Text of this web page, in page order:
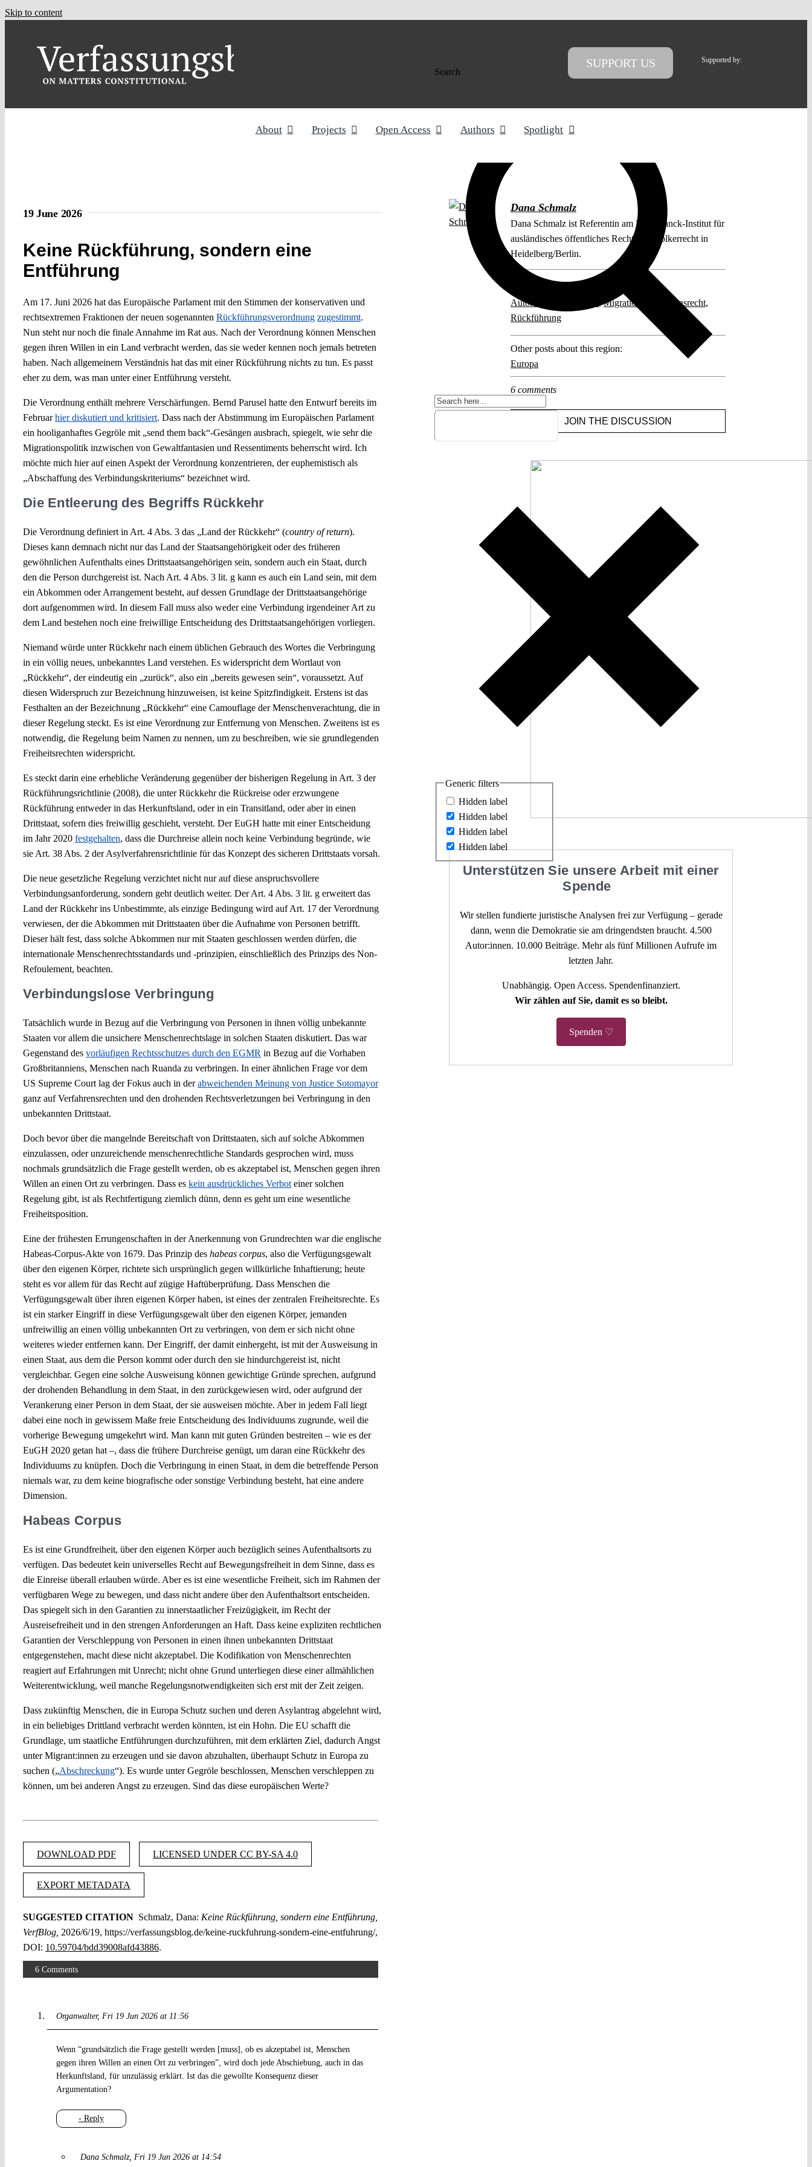
Skip to content
Search
Generic filters
Hidden label
Hidden label
Hidden label
Hidden label
SUPPORT US Supported by:
About Projects Open Access Authors Spotlight
19 June 2026
Keine Rückführung, sondern eine
Entführung
Am 17. Juni 2026 hat das Europäische Parlament mit den Stimmen der konservativen und
rechtsextremen Fraktionen der neuen sogenannten Rückführungsverordnung zugestimmt.
Nun steht nur noch die finale Annahme im Rat aus. Nach der Verordnung können Menschen
gegen ihren Willen in ein Land verbracht werden, das sie weder kennen noch jemals betreten
haben. Nach allgemeinem Verständnis hat das mit einer Rückführung nichts zu tun. Es passt
eher zu dem, was man unter einer Entführung versteht.
Die Verordnung enthält mehrere Verschärfungen. Bernd Parusel hatte den Entwurf bereits im
Februarhier diskutiert und kritisiert. Dass nach der Abstimmung im Europäischen Parlament
ein hooliganhaftes Gegröle mit „send them back“-Gesängen ausbrach, spiegelt, wie sehr die
Migrationspolitik inzwischen von Gewaltfantasien und Ressentiments beherrscht wird. Ich
möchte mich hier auf einen Aspekt der Verordnung konzentrieren, der euphemistisch als
„Abschaffung des Verbindungskriteriums“ bezeichnet wird.
Die Entleerung des Begriffs Rückkehr
Die Verordnung definiert in Art. 4 Abs. 3 das „Land der Rückkehr“ (country of return).
Dieses kann demnach nicht nur das Land der Staatsangehörigkeit oder des früheren
gewöhnlichen Aufenthalts eines Drittstaatsangehörigen sein, sondern auch ein Staat, durch
den die Person durchgereist ist. Nach Art. 4 Abs. 3 lit. g kann es auch ein Land sein, mit dem
ein Abkommen oder Arrangement besteht, auf dessen Grundlage der Drittstaatsangehörige
dort aufgenommen wird. In diesem Fall muss also weder eine Verbindung irgendeiner Art zu
dem Land bestehen noch eine freiwillige Entscheidung des Drittstaatsangehörigen vorliegen.
Niemand würde unter Rückkehr nach einem üblichen Gebrauch des Wortes die Verbringung
in ein völlig neues, unbekanntes Land verstehen. Es widerspricht dem Wortlaut von
„Rückkehr“, der eindeutig ein „zurück“, also ein „bereits gewesen sein“, voraussetzt. Auf
diesen Widerspruch zur Bezeichnung hinzuweisen, ist keine Spitzfindigkeit. Erstens ist das
Festhalten an der Bezeichnung „Rückkehr“ eine Camouflage der Menschenverachtung, die in
dieser Regelung steckt. Es ist eine Verordnung zur Entfernung von Menschen. Zweitens ist es
notwendig, die Regelung beim Namen zu nennen, um zu beschreiben, wie sie grundlegenden
Freiheitsrechten widerspricht.
Es steckt darin eine erhebliche Veränderung gegenüber der bisherigen Regelung in Art. 3 der
Rückführungsrichtlinie (2008), die unter Rückkehr die Rückreise oder erzwungene
Rückführung entweder in das Herkunftsland, oder in ein Transitland, oder aber in einen
Drittstaat, sofern dies freiwillig geschieht, versteht. Der EuGH hatte mit einer Entscheidung
im Jahr 2020 festgehalten, dass die Durchreise allein noch keine Verbindung begründe, wie
sie Art. 38 Abs. 2 der Asylverfahrensrichtlinie für das Konzept des sicheren Drittstaats vorsah.
Die neue gesetzliche Regelung verzichtet nicht nur auf diese anspruchsvollere
Verbindungsanforderung, sondern geht deutlich weiter. Der Art. 4 Abs. 3 lit. g erweitert das
Land der Rückkehr ins Unbestimmte, als einzige Bedingung wird auf Art. 17 der Verordnung
verwiesen, der die Abkommen mit Drittstaaten über die Aufnahme von Personen betrifft.
Dieser hält fest, dass solche Abkommen nur mit Staaten geschlossen werden dürfen, die
internationale Menschenrechtsstandards und -prinzipien, einschließlich des Prinzips des Non-
Refoulement, beachten.
Verbindungslose Verbringung
Tatsächlich wurde in Bezug auf die Verbringung von Personen in ihnen völlig unbekannte
Staaten vor allem die unsichere Menschenrechtslage in solchen Staaten diskutiert. Das war
Gegenstand des vorläufigen Rechtsschutzes durch den EGMR in Bezug auf die Vorhaben
Großbritanniens, Menschen nach Ruanda zu verbringen. In einer ähnlichen Frage vor dem
US Supreme Court lag der Fokus auch in derabweichenden Meinung von Justice Sotomayor
ganz auf Verfahrensrechten und den drohenden Rechtsverletzungen bei Verbringung in den
unbekannten Drittstaat.
Doch bevor über die mangelnde Bereitschaft von Drittstaaten, sich auf solche Abkommen
einzulassen, oder unzureichende menschenrechtliche Standards gesprochen wird, muss
nochmals grundsätzlich die Frage gestellt werden, ob es akzeptabel ist, Menschen gegen ihren
Willen an einen Ort zu verbringen. Dass es kein ausdrückliches Verboteiner solchen
Regelung gibt, ist als Rechtfertigung ziemlich dünn, denn es geht um eine wesentliche
Freiheitsposition.
Eine der frühesten Errungenschaften in der Anerkennung von Grundrechten war die englische
Habeas-Corpus-Akte von 1679. Das Prinzip des habeas corpus, also die Verfügungsgewalt
über den eigenen Körper, richtete sich ursprünglich gegen willkürliche Inhaftierung; heute
steht es vor allem für das Recht auf zügige Haftüberprüfung. Dass Menschen die
Verfügungsgewalt über ihren eigenen Körper haben, ist eines der zentralen Freiheitsrechte. Es
ist ein starker Eingriff in diese Verfügungsgewalt über den eigenen Körper, jemanden
unfreiwillig an einen völlig unbekannten Ort zu verbringen, von dem er sich nicht ohne
weiteres wieder entfernen kann. Der Eingriff, der damit einhergeht, ist mit der Ausweisung in
einen Staat, aus dem die Person kommt oder durch den sie hindurchgereist ist, nicht
vergleichbar. Gegen eine solche Ausweisung können gewichtige Gründe sprechen, aufgrund
der drohenden Behandlung in dem Staat, in den zurückgewiesen wird, oder aufgrund der
Verankerung einer Person in dem Staat, der sie ausweisen möchte. Aber in jedem Fall liegt
dabei eine noch in gewissem Maße freie Entscheidung des Individuums zugrunde, weil die
vorherige Bewegung umgekehrt wird. Man kann mit guten Gründen bestreiten – wie es der
EuGH 2020 getan hat –, dass die frühere Durchreise genügt, um daran eine Rückkehr des
Individuums zu knüpfen. Doch die Verbringung in einen Staat, in dem die betreffende Person
niemals war, zu dem keine biografische oder sonstige Verbindung besteht, hat eine andere
Dimension.
Habeas Corpus
Es ist eine Grundfreiheit, über den eigenen Körper auch bezüglich seines Aufenthaltsorts zu
verfügen. Das bedeutet kein universelles Recht auf Bewegungsfreiheit in dem Sinne, dass es
die Einreise überall erlauben würde. Aber es ist eine wesentliche Freiheit, sich im Rahmen der
verfügbaren Wege zu bewegen, und dass nicht andere über den Aufenthaltsort entscheiden.
Das spiegelt sich in den Garantien zu innerstaatlicher Freizügigkeit, im Recht der
Ausreisefreiheit und in den strengen Anforderungen an Haft. Dass keine expliziten rechtlichen
Garantien der Verschleppung von Personen in einen ihnen unbekannten Drittstaat
entgegenstehen, macht diese nicht akzeptabel. Die Kodifikation von Menschenrechten
reagiert auf Erfahrungen mit Unrecht; nicht ohne Grund unterliegen diese einer allmählichen
Weiterentwicklung, weil manche Regelungsnotwendigkeiten sich erst mit der Zeit zeigen.
Dass zukünftig Menschen, die in Europa Schutz suchen und deren Asylantrag abgelehnt wird,
in ein beliebiges Drittland verbracht werden könnten, ist ein Hohn. Die EU schafft die
Grundlage, um staatliche Entführungen durchzuführen, mit dem erklärten Ziel, dadurch Angst
unter Migrant:innen zu erzeugen und sie davon abzuhalten, überhaupt Schutz in Europa zu
suchen („Abschreckung“). Es wurde unter Gegröle beschlossen, Menschen verschleppen zu
können, um bei anderen Angst zu erzeugen. Sind das diese europäischen Werte?
DOWNLOAD PDF LICENSED UNDER CC BY-SA 4.0
EXPORT METADATA
SUGGESTED CITATION Schmalz, Dana: Keine Rückführung, sondern eine Entführung,
VerfBlog, 2026/6/19, https://verfassungsblog.de/keine-ruckfuhrung-sondern-eine-entfuhrung/,
DOI: 10.59704/bdd39008afd43886.
6 Comments
Organwalter Fri 19 Jun 2026 at 11:56
- Reply
Wenn “grundsätzlich die Frage gestellt werden [muss], ob es akzeptabel ist, Menschen
gegen ihren Willen an einen Ort zu verbringen”, wird doch jede Abschiebung, auch in das
Herkunftsland, für unzulässig erklärt. Ist das die gewollte Konsequenz dieser
Argumentation?
Dana Schmalz Fri 19 Jun 2026 at 14:54
Dana Schmalz
Dana Schmalz ist Referentin am Max-Planck-Institut für
ausländisches öffentliches Recht und Völkerrecht in
Heidelberg/Berlin.
Autoritärer Populismus
,Migration Migrationsrecht,
Rückführung
Other posts about this region:
Europa
6 comments
JOIN THE DISCUSSION
Unterstützen Sie unsere Arbeit mit einer
Spende
Wir stellen fundierte juristische Analysen frei zur Verfügung – gerade
dann, wenn die Demokratie sie am dringendsten braucht. 4.500
Autor:innen. 10.000 Beiträge. Mehr als fünf Millionen Aufrufe im
letzten Jahr.
Unabhängig. Open Access. Spendenfinanziert.
Wir zählen auf Sie, damit es so bleibt.
Spenden ♡